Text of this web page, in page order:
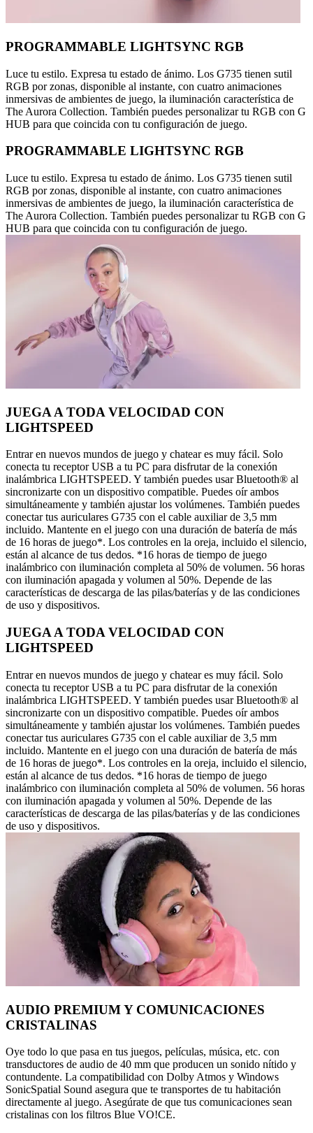
PROGRAMMABLE LIGHTSYNC RGB
Luce tu estilo. Expresa tu estado de ánimo. Los G735 tienen sutil
RGB por zonas, disponible al instante, con cuatro animaciones
inmersivas de ambientes de juego, la iluminación característica de
The Aurora Collection. También puedes personalizar tu RGB con G
HUB para que coincida con tu configuración de juego.
PROGRAMMABLE LIGHTSYNC RGB
Luce tu estilo. Expresa tu estado de ánimo. Los G735 tienen sutil
RGB por zonas, disponible al instante, con cuatro animaciones
inmersivas de ambientes de juego, la iluminación característica de
The Aurora Collection. También puedes personalizar tu RGB con G
HUB para que coincida con tu configuración de juego.
JUEGA A TODA VELOCIDAD CON
LIGHTSPEED
Entrar en nuevos mundos de juego y chatear es muy fácil. Solo
conecta tu receptor USB a tu PC para disfrutar de la conexión
inalámbrica LIGHTSPEED. Y también puedes usar Bluetooth® al
sincronizarte con un dispositivo compatible. Puedes oír ambos
simultáneamente y también ajustar los volúmenes. También puedes
conectar tus auriculares G735 con el cable auxiliar de 3,5 mm
incluido. Mantente en el juego con una duración de batería de más
de 16 horas de juego*. Los controles en la oreja, incluido el silencio,
están al alcance de tus dedos. *16 horas de tiempo de juego
inalámbrico con iluminación completa al 50% de volumen. 56 horas
con iluminación apagada y volumen al 50%. Depende de las
características de descarga de las pilas/baterías y de las condiciones
de uso y dispositivos.
JUEGA A TODA VELOCIDAD CON
LIGHTSPEED
Entrar en nuevos mundos de juego y chatear es muy fácil. Solo
conecta tu receptor USB a tu PC para disfrutar de la conexión
inalámbrica LIGHTSPEED. Y también puedes usar Bluetooth® al
sincronizarte con un dispositivo compatible. Puedes oír ambos
simultáneamente y también ajustar los volúmenes. También puedes
conectar tus auriculares G735 con el cable auxiliar de 3,5 mm
incluido. Mantente en el juego con una duración de batería de más
de 16 horas de juego*. Los controles en la oreja, incluido el silencio,
están al alcance de tus dedos. *16 horas de tiempo de juego
inalámbrico con iluminación completa al 50% de volumen. 56 horas
con iluminación apagada y volumen al 50%. Depende de las
características de descarga de las pilas/baterías y de las condiciones
de uso y dispositivos.
AUDIO PREMIUM Y COMUNICACIONES
CRISTALINAS
Oye todo lo que pasa en tus juegos, películas, música, etc. con
transductores de audio de 40 mm que producen un sonido nítido y
contundente. La compatibilidad con Dolby Atmos y Windows
SonicSpatial Sound asegura que te transportes de tu habitación
directamente al juego. Asegúrate de que tus comunicaciones sean
cristalinas con los filtros Blue VO!CE.